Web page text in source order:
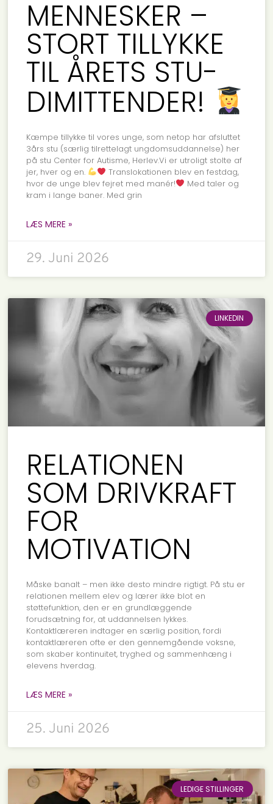
MENNESKER –
STORT TILLYKKE
TIL ÅRETS STU-
DIMITTENDER!
Kæmpe tillykke til vores unge, som netop har afsluttet
3års stu (særlig tilrettelagt ungdomsuddannelse) her
på stu Center for Autisme, Herlev.Vi er utroligt stolte af
jer, hver og en.
Translokationen blev en festdag,
hvor de unge blev fejret med manér!
Med taler og
kram i lange baner. Med grin
LÆS MERE »
29. Juni 2026
LINKEDIN
RELATIONEN
SOM DRIVKRAFT
FOR
MOTIVATION
Måske banalt – men ikke desto mindre rigtigt. På stu er
relationen mellem elev og lærer ikke blot en
støttefunktion, den er en grundlæggende
forudsætning for, at uddannelsen lykkes.
Kontaktlæreren indtager en særlig position, fordi
kontaktlæreren ofte er den gennemgående voksne,
som skaber kontinuitet, tryghed og sammenhæng i
elevens hverdag.
LÆS MERE »
25. Juni 2026
LEDIGE STILLINGER